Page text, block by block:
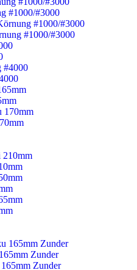
#1000/#3000
#1000/#3000
Zunder